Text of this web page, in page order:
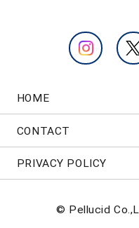
HOME
CONTACT
PRIVACY POLICY
© Pellucid